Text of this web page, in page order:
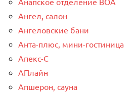
Ангел, салон
Ангеловские бани
Анта-плюс, мини-гостиница
Апекс-С
АПлайн
Апшерон, сауна